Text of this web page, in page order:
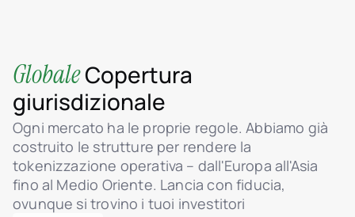
GlobaleCopertura
giurisdizionale
Ogni mercato ha le proprie regole. Abbiamo già
costruito le strutture per rendere la
tokenizzazione operativa – dall'Europa all'Asia
fino al Medio Oriente. Lancia con fiducia,
ovunque si trovino i tuoi investitori